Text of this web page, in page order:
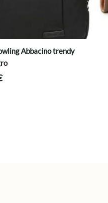
Abbacino trendy